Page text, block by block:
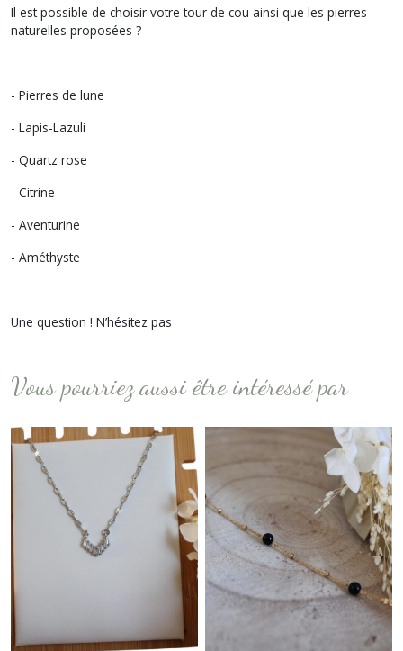
Il est possible de choisir votre tour de cou ainsi que les pierres
naturelles proposées ?
- Pierres de lune
- Lapis-Lazuli
- Quartz rose
- Citrine
- Aventurine
- Améthyste
Une question ! N’hésitez pas
Vous pourriez aussi être intéressé par